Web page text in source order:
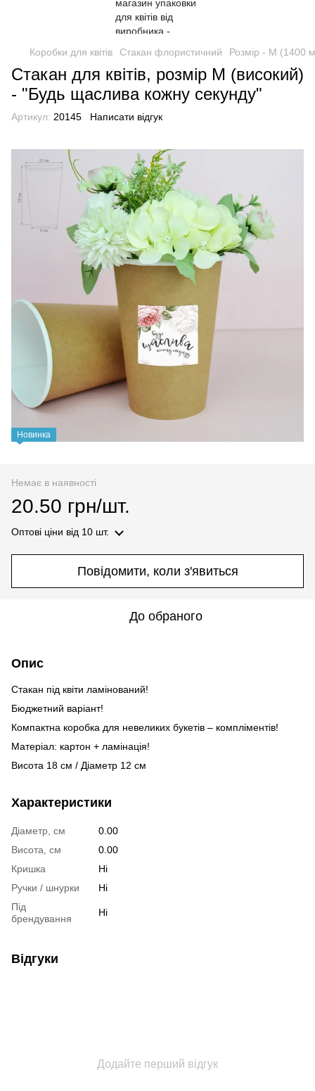
Коробки для квітів Стакан флористичний Розмір - М (1400
Стакан для квітів, розмір М (високий)
- "Будь щаслива кожну секунду"
Артикул: 20145 Написати відгук
Новинка
Немає в наявності
20.50 грн/шт.
Оптові ціни від 10 шт.
Повідомити, коли з'явиться
До обраного
Опис
Стакан під квіти ламінований!
Бюджетний варіант!
Компактна коробка для невеликих букетів – компліментів!
Матеріал: картон + ламінація!
Висота 18 см / Діаметр 12 см
Характеристики
Діаметр, см
0.00
Висота, см
0.00
Кришка
Ні
Ручки / шнурки
Ні
Під
брендування
Ні
Відгуки
Додайте перший відгук